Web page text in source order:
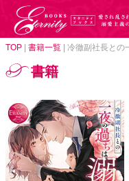
TOP 書籍一覧 冷徹副社長との
書籍